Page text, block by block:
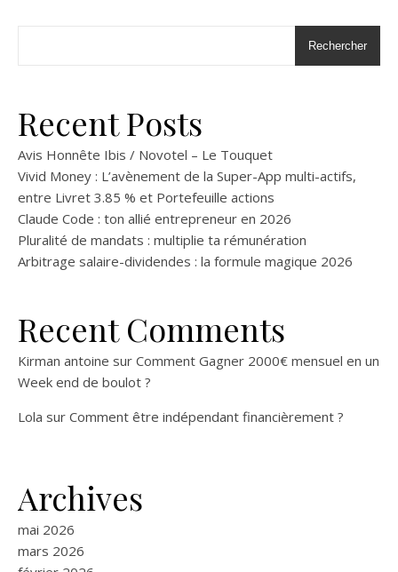
Rechercher
Recent Posts
Avis Honnête Ibis / Novotel – Le Touquet
Vivid Money : L’avènement de la Super-App multi-actifs,
entre Livret 3.85 % et Portefeuille actions
Claude Code : ton allié entrepreneur en 2026
Pluralité de mandats : multiplie ta rémunération
Arbitrage salaire-dividendes : la formule magique 2026
Recent Comments
Kirman antoine sur Comment Gagner 2000€ mensuel en un
Week end de boulot ?
Lola sur Comment être indépendant financièrement ?
Archives
mai 2026
mars 2026